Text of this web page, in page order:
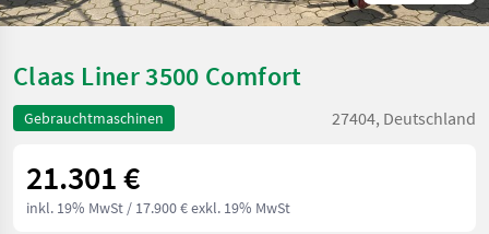
Claas Liner 3500 Comfort
Gebrauchtmaschinen 27404, Deutschland
21.301 €
inkl. 19% MwSt / 17.900 € exkl. 19% MwSt